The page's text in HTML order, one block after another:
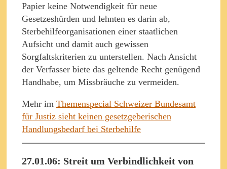
Papier keine Notwendigkeit für neue
Gesetzeshürden und lehnten es darin ab,
Sterbehilfeorganisationen einer staatlichen
Aufsicht und damit auch gewissen
Sorgfaltskriterien zu unterstellen. Nach Ansicht
der Verfasser biete das geltende Recht genügend
Handhabe, um Missbräuche zu vermeiden.
Mehr im Themenspecial Schweizer Bundesamt
für Justiz sieht keinen gesetzgeberischen
Handlungsbedarf bei Sterbehilfe
27.01.06: Streit um Verbindlichkeit von